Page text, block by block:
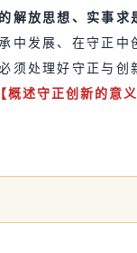
解放思想、实事求
中发展、在守正中
须处理好守正与创
【概述守正创新的